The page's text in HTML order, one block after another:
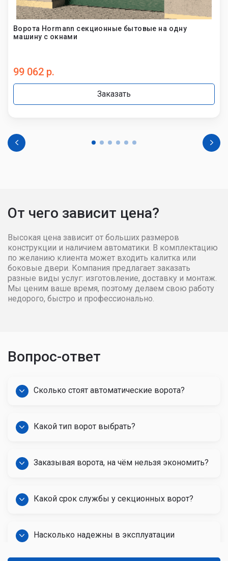
Ворота Hormann секционные бытовые на одну
машину с окнами
99 062 р.
Заказать
От чего зависит цена?
Высокая цена зависит от больших размеров
конструкции и наличием автоматики. В комплектацию
по желанию клиента может входить калитка или
боковые двери. Компания предлагает заказать
разные виды услуг: изготовление, доставку и монтаж.
Мы ценим ваше время, поэтому делаем свою работу
недорого, быстро и профессионально.
Вопрос-ответ
Сколько стоят автоматические ворота?
Какой тип ворот выбрать?
Заказывая ворота, на чём нельзя экономить?
Какой срок службы у секционных ворот?
Насколько надежны в эксплуатации